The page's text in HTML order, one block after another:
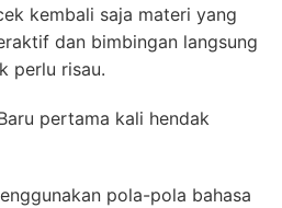
kembali saja materi yang
dan bimbingan langsung
perlu risau.
pertama kali hendak
pola-pola bahasa